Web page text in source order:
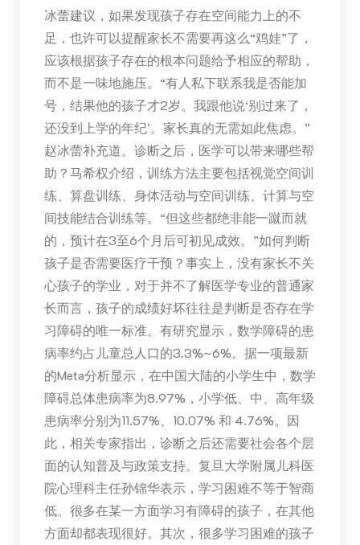
冰蕾建议，如果发现孩子存在空间能力上的不
足，也许可以提醒家长不需要再这么“鸡娃”了，
应该根据孩子存在的根本问题给予相应的帮助，
而不是一味地施压。“有人私下联系我是否能加
号，结果他的孩子才2岁。我跟他说‘别过来了，
还没到上学的年纪’。家长真的无需如此焦虑。”
赵冰蕾补充道。诊断之后，医学可以带来哪些帮
助？马希权介绍，训练方法主要包括视觉空间训
练、算盘训练、身体活动与空间训练、计算与空
间技能结合训练等。“但这些都绝非能一蹴而就
的，预计在3至6个月后可初见成效。”如何判断
孩子是否需要医疗干预？事实上，没有家长不关
心孩子的学业，对于并不了解医学专业的普通家
长而言，孩子的成绩好坏往往是判断是否存在学
习障碍的唯一标准。有研究显示，数学障碍的患
病率约占儿童总人口的3.3%~6%。据一项最新
的Meta分析显示，在中国大陆的小学生中，数学
障碍总体患病率为8.97%，小学低、中、高年级
患病率分别为11.57%、10.07% 和 4.76%。因
此，相关专家指出，诊断之后还需要社会各个层
面的认知普及与政策支持。复旦大学附属儿科医
院心理科主任孙锦华表示，学习困难不等于智商
低。很多在某一方面学习有障碍的孩子，在其他
方面却都表现很好。其次，很多学习困难的孩子